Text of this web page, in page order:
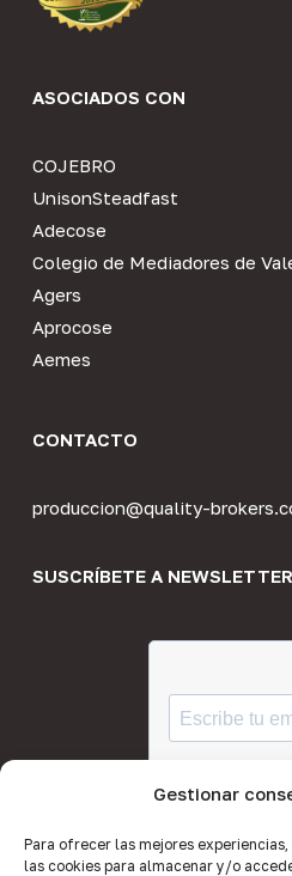
Gestionar
Para ofrecer las mejores
las cookies para almacenar y/o
ASOCIADOS CON
COJEBRO
UnisonSteadfast
Adecose
Colegio de Mediadores de
Agers
Aprocose
Aemes
CONTACTO
produccion@quality-
SUSCRÍBETE A NEWSLETTER